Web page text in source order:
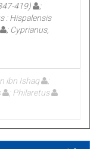
419)
;
: Hispalensis
; Cyprianus,
ibn Ishaq
; Philaretus